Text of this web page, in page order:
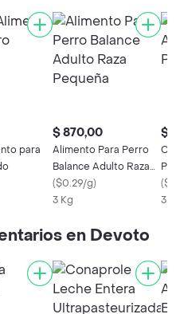
para
$ 870,00
Alimento Para Perro
Balance Adulto Raza
Pequeña
($0.29/g)
3 Kg
$
(
3
en Devoto